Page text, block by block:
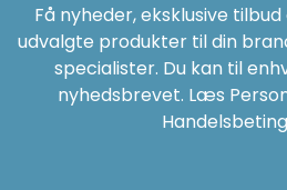
Få nyheder, eksklusive
udvalgte produkter til din
specialister. Du kan til
nyhedsbrevet. Læs